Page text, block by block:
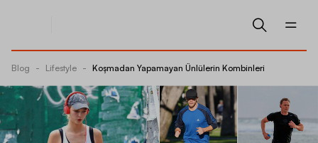
Blog - Lifestyle - Koşmadan Yapamayan Ünlülerin Kombinleri